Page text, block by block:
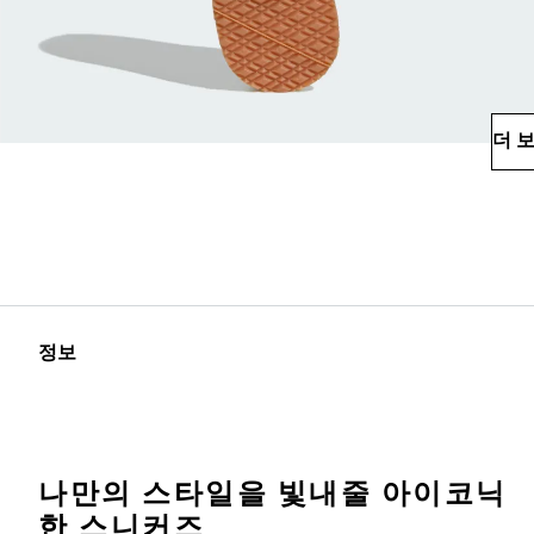
더
정보
나만의 스타일을 빛내줄 아이코닉
한 스니커즈